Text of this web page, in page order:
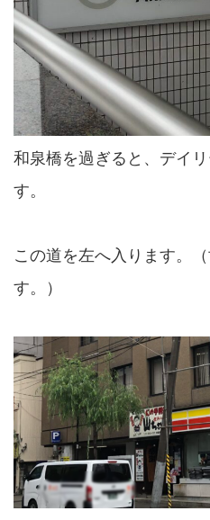
和泉橋を過ぎると、デイ
す。
この道を左へ入ります。
す。）